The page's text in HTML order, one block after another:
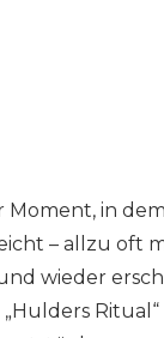
in
– allzu oft
wieder
Ritual“